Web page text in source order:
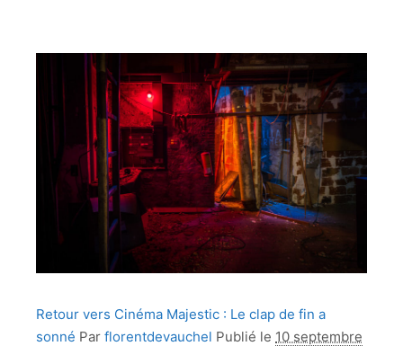
Retour vers Cinéma Majestic : Le clap de fin a
sonné Par florentdevauchel Publié le 10 septembre